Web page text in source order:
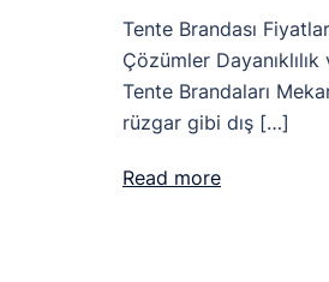
Tente Brandası
Çözümler
Tente Brandaları
rüzgar gibi dış […]
Read more